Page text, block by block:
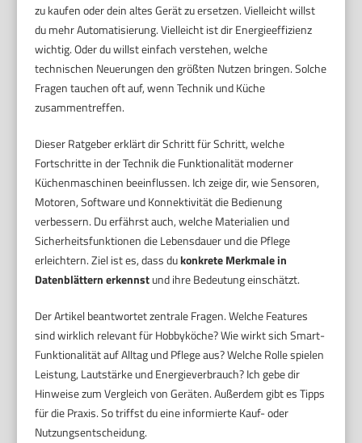
zu kaufen oder dein altes Gerät zu ersetzen. Vielleicht willst
du mehr Automatisierung. Vielleicht ist dir Energieeffizienz
wichtig. Oder du willst einfach verstehen, welche
technischen Neuerungen den größten Nutzen bringen. Solche
Fragen tauchen oft auf, wenn Technik und Küche
zusammentreffen.
Dieser Ratgeber erklärt dir Schritt für Schritt, welche
Fortschritte in der Technik die Funktionalität moderner
Küchenmaschinen beeinflussen. Ich zeige dir, wie Sensoren,
Motoren, Software und Konnektivität die Bedienung
verbessern. Du erfährst auch, welche Materialien und
Sicherheitsfunktionen die Lebensdauer und die Pflege
erleichtern. Ziel ist es, dass dukonkrete Merkmale in
Datenblättern erkennstund ihre Bedeutung einschätzt.
Der Artikel beantwortet zentrale Fragen. Welche Features
sind wirklich relevant für Hobbyköche? Wie wirkt sich Smart-
Funktionalität auf Alltag und Pflege aus? Welche Rolle spielen
Leistung, Lautstärke und Energieverbrauch? Ich gebe dir
Hinweise zum Vergleich von Geräten. Außerdem gibt es Tipps
für die Praxis. So triffst du eine informierte Kauf- oder
Nutzungsentscheidung.